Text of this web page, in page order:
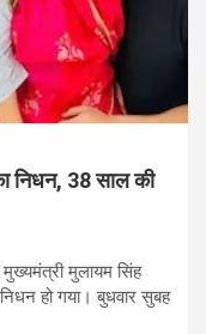
निधन, 38 साल की
मुलायम सिंह
हो गया। बुधवार सुबह